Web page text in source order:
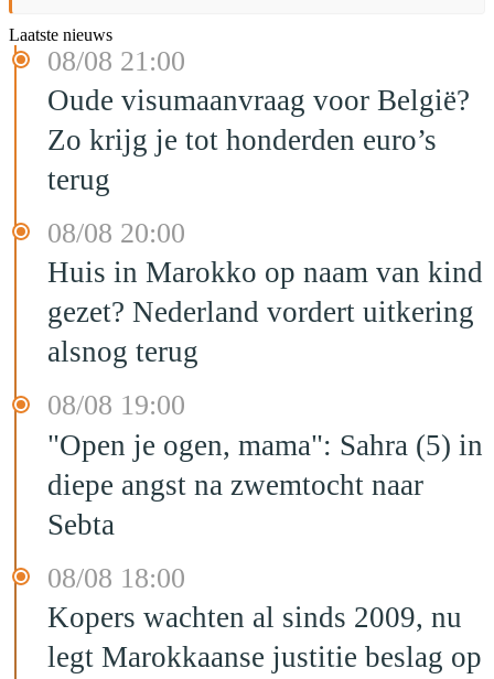
Laatste nieuws
08/08 21:00
Oude visumaanvraag voor België?
Zo krijg je tot honderden euro’s
terug
08/08 20:00
Huis in Marokko op naam van kind
gezet? Nederland vordert uitkering
alsnog terug
08/08 19:00
"Open je ogen, mama": Sahra (5) in
diepe angst na zwemtocht naar
Sebta
08/08 18:00
Kopers wachten al sinds 2009, nu
legt Marokkaanse justitie beslag op